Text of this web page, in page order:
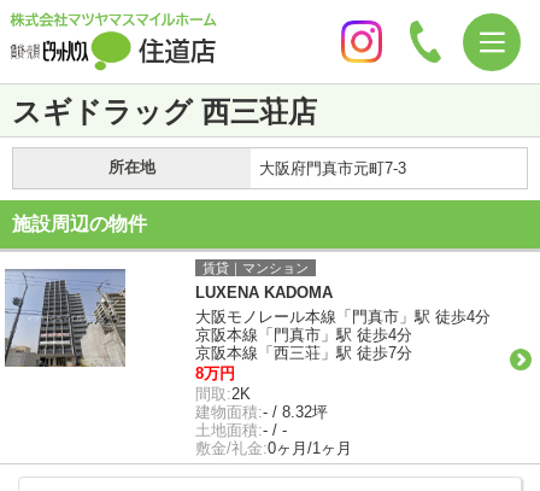
スギドラッグ 西三荘店
所在地 大阪府門真市元町7-3
施設周辺の物件
賃貸｜マンション
LUXENA KADOMA
大阪モノレール本線「門真市」駅 徒歩4分
京阪本線「門真市」駅 徒歩4分
京阪本線「西三荘」駅 徒歩7分
8万円
間取:2K
建物面積:- / 8.32坪
土地面積:- / -
敷金/礼金:0ヶ月/1ヶ月